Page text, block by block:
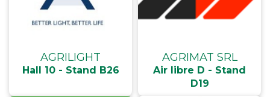
AGRILIGHT
Hall 10 - Stand B26
AGRIMAT SRL
Air libre D - Stand
D19